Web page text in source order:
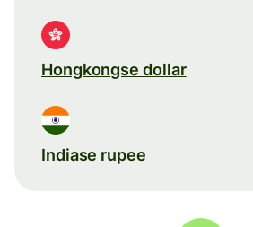
Hongkongse dollar
Indiase rupee